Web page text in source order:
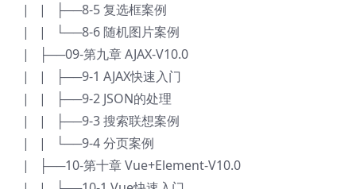
| | ├──8-5 复选框案例
| | └──8-6 随机图片案例
| ├──09-第九章 AJAX-V10.0
| | ├──9-1 AJAX快速入门
| | ├──9-2 JSON的处理
| | ├──9-3 搜索联想案例
| | └──9-4 分页案例
| ├──10-第十章 Vue+Element-V10.0